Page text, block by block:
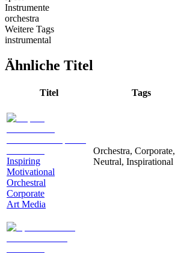
Instrumente
orchestra
Weitere Tags
instrumental
Ähnliche Titel
Titel Tags
Inspiring
Motivational
Orchestral
Corporate
Art Media
Orchestra, Corporate,
Neutral, Inspirational